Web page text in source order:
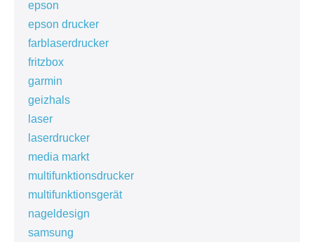
epson
epson drucker
farblaserdrucker
fritzbox
garmin
geizhals
laser
laserdrucker
media markt
multifunktionsdrucker
multifunktionsgerät
nageldesign
samsung